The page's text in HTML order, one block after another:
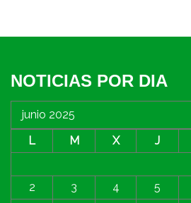
NOTICIAS POR DIA
junio 2025
L
M X J
2
3 4 5